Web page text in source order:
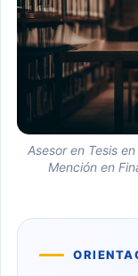
Asesor en Tesis
Mención en